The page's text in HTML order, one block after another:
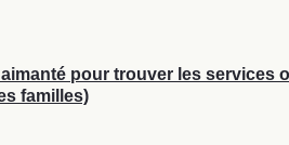
pour trouver les services
familles)